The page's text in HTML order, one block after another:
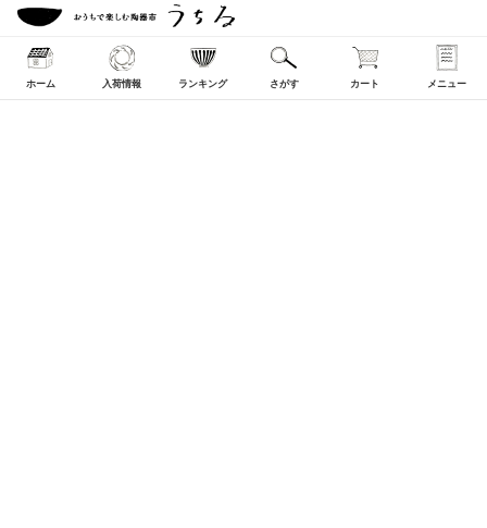
ホーム 入荷情報 ランキング さがす カート メニュー